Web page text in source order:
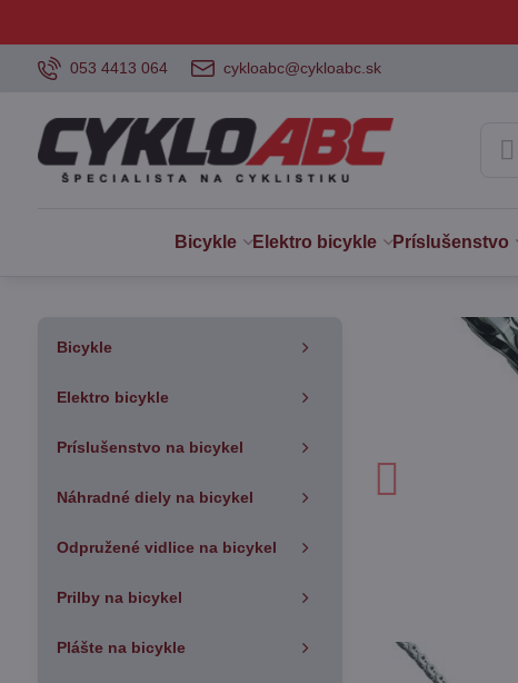
053 4413 064 cykloabc@cykloabc.sk
Bicykle Elektro bicykle Príslušenstvo
Bicykle
Elektro bicykle
Príslušenstvo na bicykel
Náhradné diely na bicykel
Odpružené vidlice na bicykel
Prilby na bicykel
Plášte na bicykle